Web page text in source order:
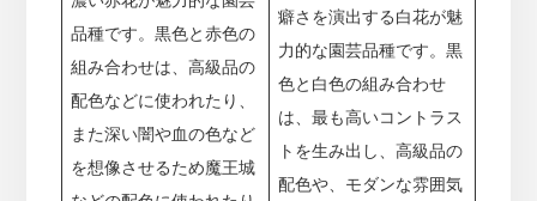
品種です。黒色と赤色の
組み合わせは、高級品の
配色などに使われたり、
また深い闇や血の色など
を想像させるため魔王城
癖さを演出する白花が魅
力的な園芸品種です。黒
色と白色の組み合わせ
は、最も高いコントラス
トを生み出し、高級品の
配色や、モダンな雰囲気